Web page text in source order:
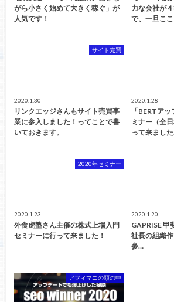
がら小さく始めて大きく稼ぐ」が
人気です！
力な会社が
で、一旦こ
サイト売買
2020.1.30
リンクエッジさんもサイト売買事
業に参入しました！ってことで書
いておきます。
2020.1.28
「BERTア
ミナー（全
って来まし
2020年セミナー
2020.1.23
外食虎塾さん主催の株式上場入門
セミナーに行って来ました！
2020.1.20
GAPRISE 甲
社長の組織
参…
アフィマニの頭の中